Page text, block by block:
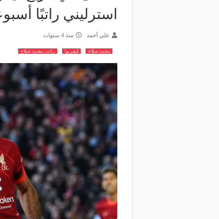
استرليني راتبًا
علي أحمد منذ 4 سنوات
محمد صلاح ليفربول راتب محمد صلاح